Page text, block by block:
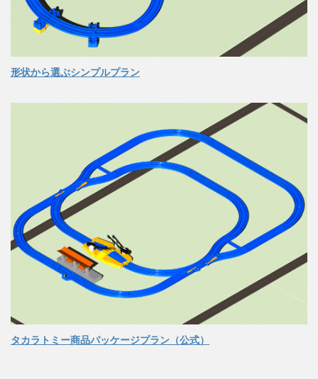
形状から選ぶシンプルプラン
タカラトミー商品パッケージプラン（公式）